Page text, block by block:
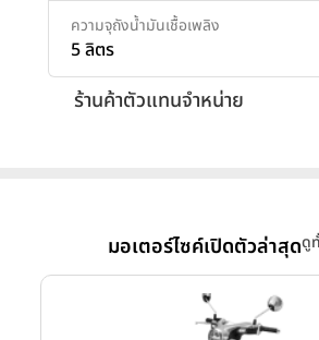
ความจุถังน้ำมันเชื้อเพลิง
5 ลิตร
ร้านค้าตัวแทนจำหน่าย
มอเตอร์ไซค์เปิดตัวล่าสุดดู